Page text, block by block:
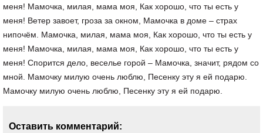
Оставить комментарий: